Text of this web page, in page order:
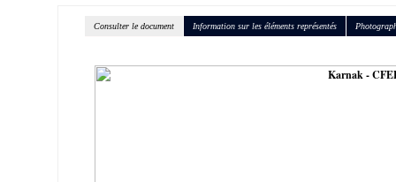
Consulter le document Information sur les éléments représentés